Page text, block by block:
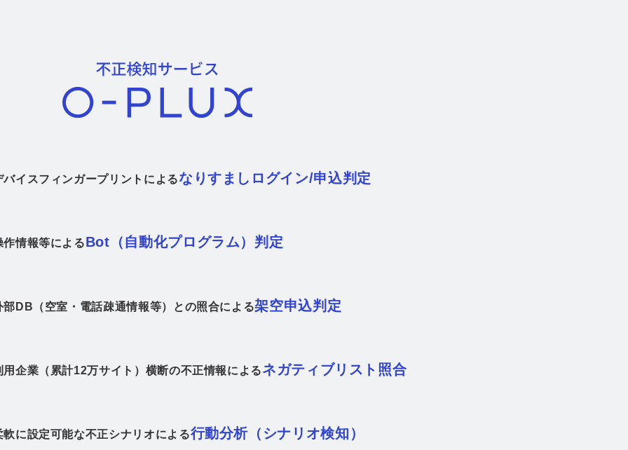
バイスフィンガープリントによるなりすましログイン/申込判定
作情報等によるBot（自動化プログラム）判定
部DB（空室・電話疎通情報等）との照合による架空申込判定
用企業（累計12万サイト）横断の不正情報によるネガティブリスト照合
軟に設定可能な不正シナリオによる行動分析（シナリオ検知）